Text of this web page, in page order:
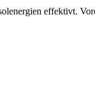
effektivt.